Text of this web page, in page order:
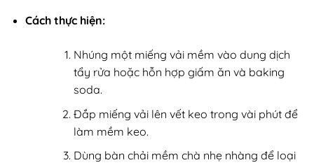
Cách thực hiện:
Nhúng một miếng vải mềm vào dung dịch
tẩy rửa hoặc hỗn hợp giấm ăn và baking
soda.
Đắp miếng vải lên vết keo trong vài phút để
làm mềm keo.
Dùng bàn chải mềm chà nhẹ nhàng để loại